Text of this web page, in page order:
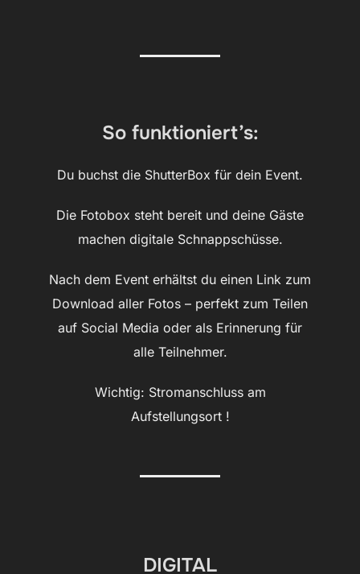
So funktioniert’s:
Du buchst die ShutterBox für dein Event.
Die Fotobox steht bereit und deine Gäste
machen digitale Schnappschüsse.
Nach dem Event erhältst du einen Link zum
Download aller Fotos – perfekt zum Teilen
auf Social Media oder als Erinnerung für
alle Teilnehmer.
Wichtig: Stromanschluss am
Aufstellungsort !
DIGITAL